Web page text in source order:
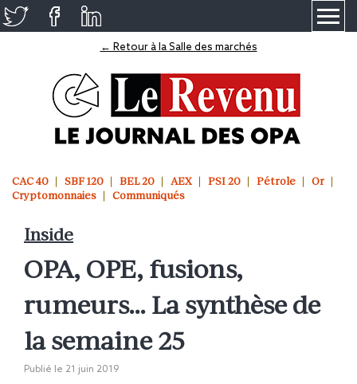
← Retour à la Salle des marchés
CAC 40 SBF 120 BEL 20 AEX PSI 20 Pétrole
Or
Cryptomonnaies
Communiqués
Inside
OPA, OPE, fusions,
rumeurs… La synthèse de
la semaine 25
Publié le 21 juin 2019